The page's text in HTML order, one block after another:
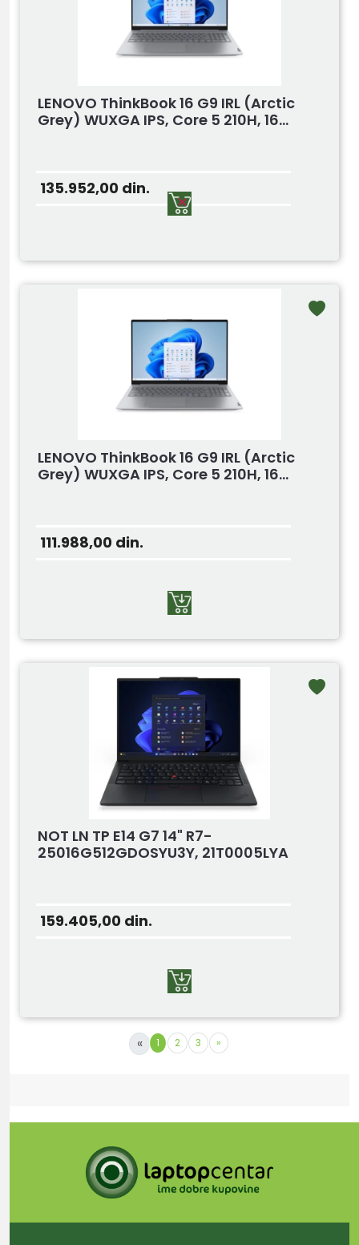
LENOVO ThinkBook 16 G9 IRL (Arctic
Grey) WUXGA IPS, Core 5 210H, 16...
135.952,00 din.
LENOVO ThinkBook 16 G9 IRL (Arctic
Grey) WUXGA IPS, Core 5 210H, 16...
111.988,00 din.
NOT LN TP E14 G7 14" R7-
25016G512GDOSYU3Y, 21T0005LYA
159.405,00 din.
« 1 2 3 »